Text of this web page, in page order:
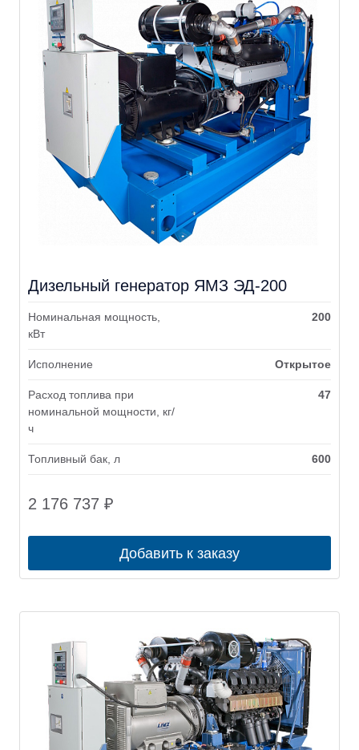
Дизельный генератор ЯМЗ ЭД-200
Номинальная мощность,
кВт
200
Исполнение Открытое
Расход топлива при
номинальной мощности, кг/
ч
47
Топливный бак, л 600
2 176 737 ₽
Добавить к заказу